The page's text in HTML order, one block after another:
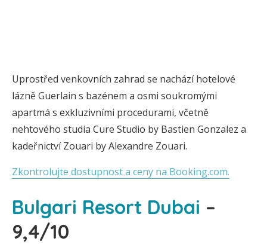
Uprostřed venkovních zahrad se nachází hotelové
lázně Guerlain s bazénem a osmi soukromými
apartmá s exkluzivními procedurami, včetně
nehtového studia Cure Studio by Bastien Gonzalez a
kadeřnictví Zouari by Alexandre Zouari.
Zkontrolujte dostupnost a ceny na Booking.com.
Bulgari Resort Dubai –
9,4/10